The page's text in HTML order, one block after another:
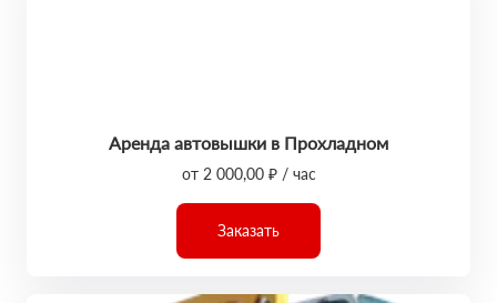
Аренда автовышки в Прохладном
от 2 000,00 ₽ / час
Заказать